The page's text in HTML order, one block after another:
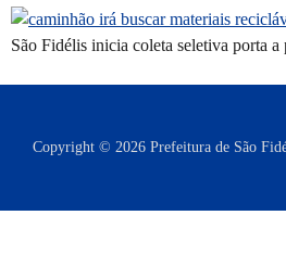
São Fidélis inicia coleta seletiva porta a
Copyright © 2026 Prefeitura de São